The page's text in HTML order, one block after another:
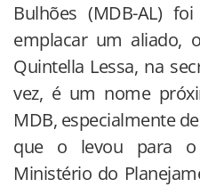
Bulhões (MDB-AL)
emplacar um aliado,
Quintella Lessa, na
vez, é um nome
MDB, especialmente
que o levou para o
Ministério do